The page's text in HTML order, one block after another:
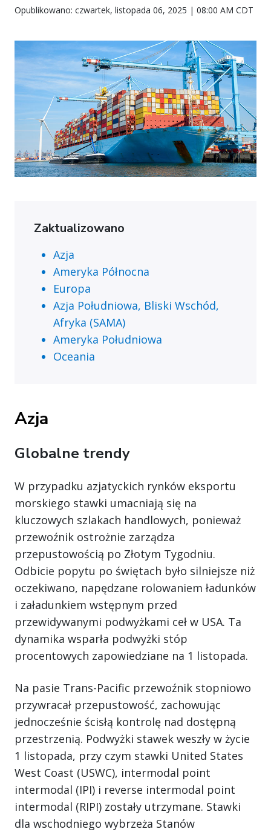
Opublikowano: czwartek, listopada 06, 2025 | 08:00 AM CDT
Zaktualizowano
Azja
Ameryka Północna
Europa
Azja Południowa, Bliski Wschód,
Afryka (SAMA)
Ameryka Południowa
Oceania
Azja
Globalne trendy
W przypadku azjatyckich rynków eksportu
morskiego stawki umacniają się na
kluczowych szlakach handlowych, ponieważ
przewoźnik ostrożnie zarządza
przepustowością po Złotym Tygodniu.
Odbicie popytu po świętach było silniejsze niż
oczekiwano, napędzane rolowaniem ładunków
i załadunkiem wstępnym przed
przewidywanymi podwyżkami ceł w USA. Ta
dynamika wsparła podwyżki stóp
procentowych zapowiedziane na 1 listopada.
Na pasie Trans-Pacific przewoźnik stopniowo
przywracał przepustowość, zachowując
jednocześnie ścisłą kontrolę nad dostępną
przestrzenią. Podwyżki stawek weszły w życie
1 listopada, przy czym stawki United States
West Coast (USWC), intermodal point
intermodal (IPI) i reverse intermodal point
intermodal (RIPI) zostały utrzymane. Stawki
dla wschodniego wybrzeża Stanów